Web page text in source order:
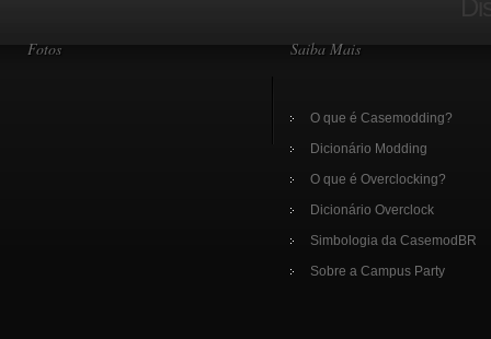
Fotos Saiba Mais
O que é Casemodding?
Dicionário Modding
O que é Overclocking?
Dicionário Overclock
Simbologia da CasemodBR
Sobre a Campus Party